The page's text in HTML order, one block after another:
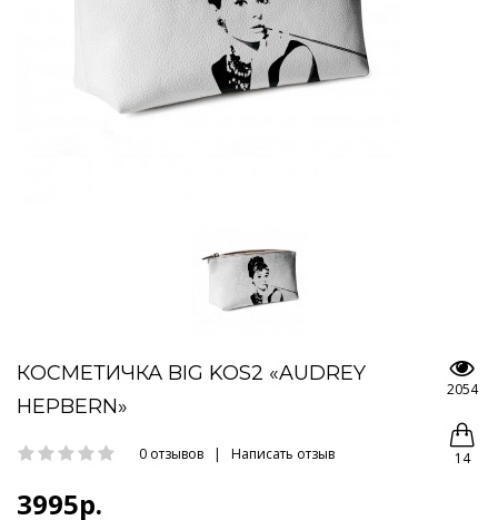
КОСМЕТИЧКА BIG KOS2 «AUDREY
HEPBERN»
0 отзывов | Написать отзыв
3995р.
2054
14